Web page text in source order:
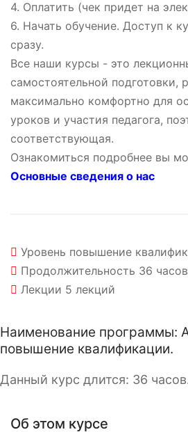
4. Оплатить (чек придет на
6. Начать обучение. Доступ к
сразу.
Все наши курсы - это
самостоятельной подготовки,
максимально комфортно для
уроков и участия педагога,
соответствующая.
Ознакомиться подробнее вы
Основные сведения о нас
Уровень повышение
Продолжительность 36 часов
Лекции 5 лекций
Наименование программы:
повышение квалификации.
Данный курс длится: 36
Об этом курсе